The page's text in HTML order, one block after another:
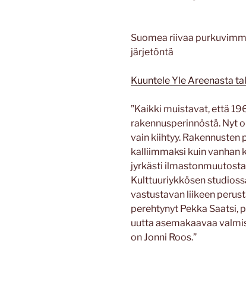
Suomea riivaa
järjetöntä
Kuuntele Yle Areenasta
”Kaikki muistavat, että
rakennusperinnöstä. Nyt
vain kiihtyy. Rakennusten
kalliimmaksi kuin vanhan
jyrkästi
Kulttuuriykkösen
vastustavan liikeen
perehtynyt Pekka Saatsi,
uutta asemakaavaa
on Jonni Roos.”